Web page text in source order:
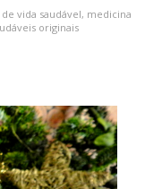
vida saudável, medicina
originais